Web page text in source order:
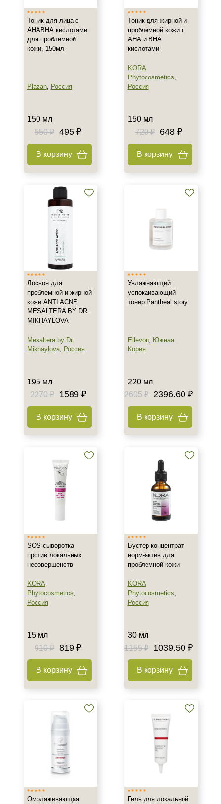
Тоник для лица с
АНАВНА кислотами
для проблемной
кожи, 150мл
Plazan, Россия
150 мл
550 ₽ 495 ₽
В корзину
Тоник для жирной и
проблемной кожи с
АНА и ВНА
кислотами
KORA
Phytocosmetics,
Россия
150 мл
720 ₽
648 ₽
В корзину
Лосьон для
проблемной и жирной
кожи ANTI ACNE
MESALTERA BY DR.
MIKHAYLOVA
Mesaltera by Dr.
Mikhaylova, Россия
195 мл
2270 ₽
1589 ₽
В корзину
Увлажняющий
успокаивающий
тонер Pantheal story
Ellevon, Южная
Корея
220 мл
2605 ₽
2396.60 ₽
В корзину
SOS-сыворотка
против локальных
несовершенств
KORA
Phytocosmetics,
Россия
15 мл
910 ₽ 819 ₽
В корзину
Бустер-концентрат
норм-актив для
проблемной кожи
KORA
Phytocosmetics,
Россия
30 мл
1155 ₽
1039.50 ₽
В корзину
Омолаживающая Гель для локальной